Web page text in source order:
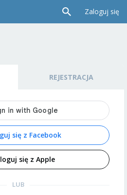
Zaloguj się
REJESTRACJA
się z Facebook
się z Apple
LUB